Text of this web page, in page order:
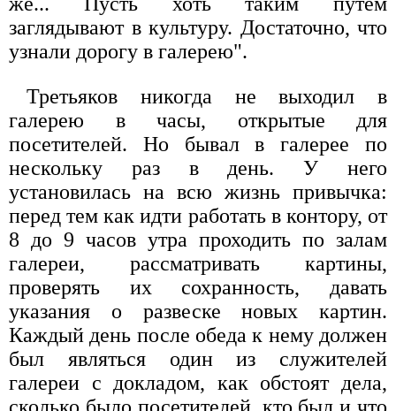
заглядывают в культуру. Достаточно, что
узнали дорогу в галерею".
Третьяков никогда не выходил в
галерею в часы, открытые для
посетителей. Но бывал в галерее по
нескольку раз в день. У него
установилась на всю жизнь привычка:
перед тем как идти работать в контору, от
8 до 9 часов утра проходить по залам
галереи, рассматривать картины,
проверять их сохранность, давать
указания о развеске новых картин.
Каждый день после обеда к нему должен
был являться один из служителей
галереи с докладом, как обстоят дела,